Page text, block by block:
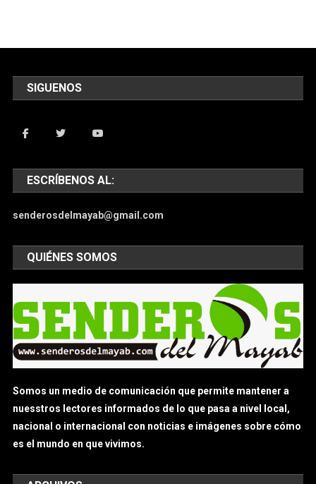
SIGUENOS
ESCRÍBENOS AL:
senderosdelmayab@gmail.com
QUIÉNES SOMOS
Somos un medio de comunicación que permite mantener a
nuesstros lectores informados de lo que pasa a nivel local,
nacional o internacional con noticias e imágenes sobre cómo
es el mundo en que vivimos.